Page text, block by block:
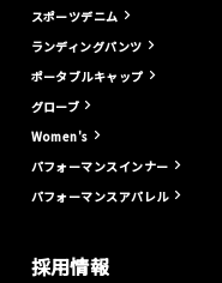
スポーツデニム
ランディングパンツ
ポータブルキャップ
グローブ
Women's
パフォーマンスインナー
パフォーマンスアパレル
採用情報